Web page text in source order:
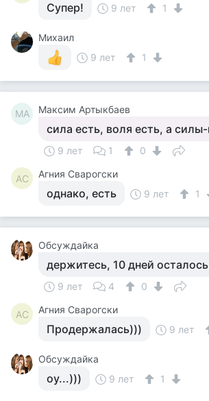
Супер! 9 лет 1
Михаил
9 лет
1
МА Максим Артыкбаев
сила есть, воля есть, а
9 лет 1 0
АС Агния Сварогски
однако, есть 9 лет 1
Обсуждайка
держитесь, 10 дней
9 лет 4 0
АС Агния Сварогски
Продержалась))) 9 лет
Обсуждайка
оу...))) 9 лет 1